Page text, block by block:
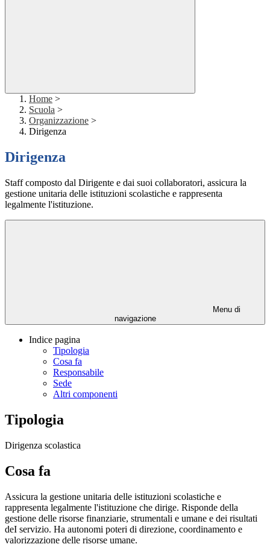
Home >
Scuola >
Organizzazione >
Dirigenza
Dirigenza
Staff composto dal Dirigente e dai suoi collaboratori, assicura la
gestione unitaria delle istituzioni scolastiche e rappresenta
legalmente l'istituzione.
Menu di
navigazione
Indice pagina
Tipologia
Cosa fa
Responsabile
Sede
Altri componenti
Tipologia
Dirigenza scolastica
Cosa fa
Assicura la gestione unitaria delle istituzioni scolastiche e
rappresenta legalmente l'istituzione che dirige. Risponde della
gestione delle risorse finanziarie, strumentali e umane e dei risultati
deI servizio. Ha autonomi poteri di direzione, coordinamento e
valorizzazione delle risorse umane.